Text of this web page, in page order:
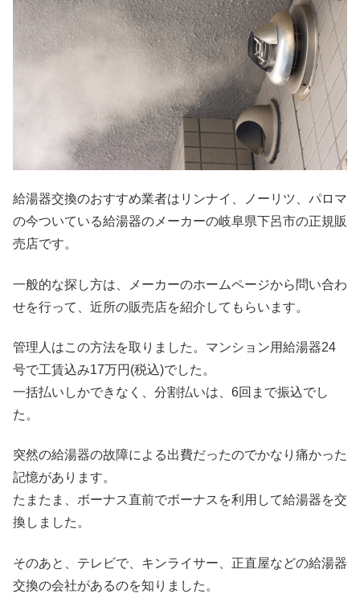
給湯器交換のおすすめ業者はリンナイ、ノーリツ、パロマ
の今ついている給湯器のメーカーの岐阜県下呂市の正規販
売店です。
一般的な探し方は、メーカーのホームページから問い合わ
せを行って、近所の販売店を紹介してもらいます。
管理人はこの方法を取りました。マンション用給湯器24
号で工賃込み17万円(税込)でした。
一括払いしかできなく、分割払いは、6回まで振込でし
た。
突然の給湯器の故障による出費だったのでかなり痛かった
記憶があります。
たまたま、ボーナス直前でボーナスを利用して給湯器を交
換しました。
そのあと、テレビで、キンライサー、正直屋などの給湯器
交換の会社があるのを知りました。